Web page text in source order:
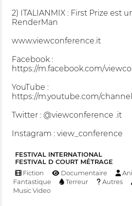
2) ITALIANMIX : First Prize est
RenderMan
www.viewconference.it
Facebook :
https://m.facebook.com/
YouTube :
https://m.youtube.com/
Twitter : @viewconference .it
Instagram : view_conference
FESTIVAL INTERNATIONAL
FESTIVAL D COURT MÉTRAGE
Fiction Documentaire
Fantastique
Terreur Autres
Music Video